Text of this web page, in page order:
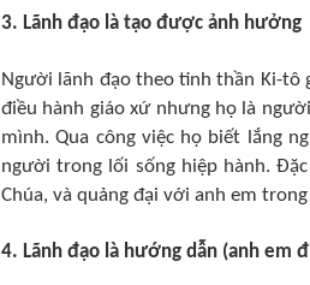
3. Lãnh đạo là tạo được ảnh hưởng
Người lãnh đạo theo tinh thần Ki-
điều hành giáo xứ nhưng họ là
mình. Qua công việc họ biết lắng
người trong lối sống hiệp hành.
Chúa, và quảng đại với anh em
4. Lãnh đạo là hướng dẫn (anh em